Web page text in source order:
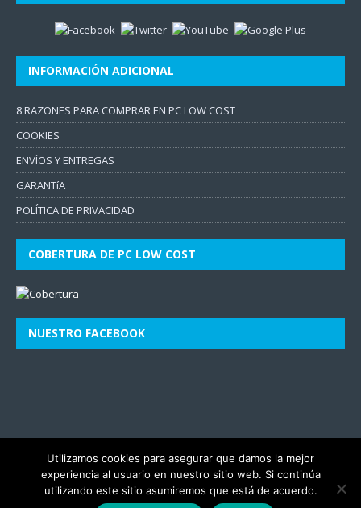
INFORMACIÓN ADICIONAL
8 RAZONES PARA COMPRAR EN PC LOW COST
COOKIES
ENVÍOS Y ENTREGAS
GARANTíA
POLÍTICA DE PRIVACIDAD
COBERTURA DE PC LOW COST
NUESTRO FACEBOOK
Utilizamos cookies para asegurar que damos la mejor
experiencia al usuario en nuestro sitio web. Si continúa
utilizando este sitio asumiremos que está de acuerdo.